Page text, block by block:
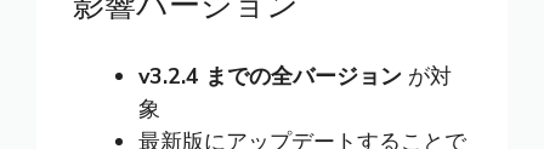
v3.2.4 までの全バージョン が対
象
最新版にアップデートすることで